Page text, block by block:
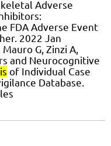
Adverse
FDA Adverse Event
2022 Jan
G, Zinzi A,
and Neurocognitive
of Individual Case
Database.